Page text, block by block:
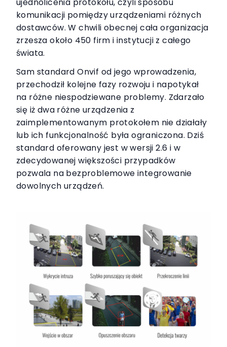
komunikacji pomiędzy urządzeniami różnych
dostawców. W chwili obecnej cała organizacja
zrzesza około 450 firm i instytucji z całego
świata.
Sam standard Onvif od jego wprowadzenia,
przechodził kolejne fazy rozwoju i napotykał
na różne niespodziewane problemy. Zdarzało
się iż dwa różne urządzenia z
zaimplementowanym protokołem nie działały
lub ich funkcjonalność była ograniczona. Dziś
standard oferowany jest w wersji 2.6 i w
zdecydowanej większości przypadków
pozwala na bezproblemowe integrowanie
dowolnych urządzeń.